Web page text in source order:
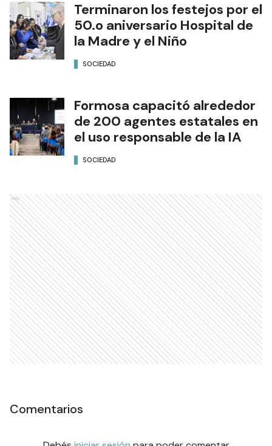
Terminaron los festejos por el
50.o aniversario Hospital de
la Madre y el Niño
SOCIEDAD
Formosa capacitó alrededor
de 200 agentes estatales en
el uso responsable de la IA
SOCIEDAD
Ads
Comentarios